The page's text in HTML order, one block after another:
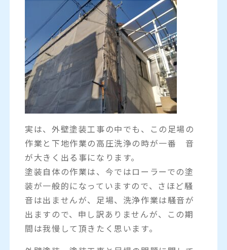
実は、外壁塗装工事の中でも、この足場の
作業と下地作業の高圧洗浄の時が一番 音
が大きく出る事になります。
塗装自体の作業は、今ではローラーでの塗
装が一般的になっていますので、さほど騒
音は出ませんが、足場、洗浄作業は騒音が
出ますので、申し訳ありませんが、この期
間は我慢して頂きたく思います。